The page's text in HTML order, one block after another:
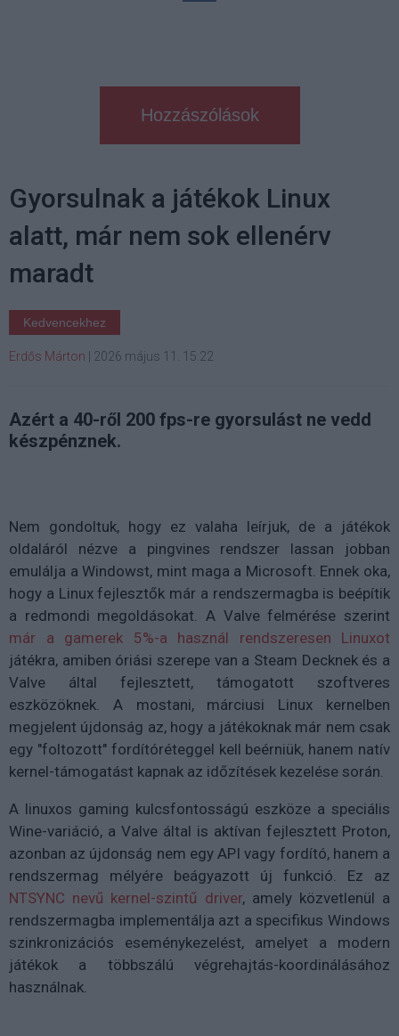
Hozzászólások
Gyorsulnak a játékok Linux
alatt, már nem sok ellenérv
maradt
Kedvencekhez
Erdős Márton | 2026 május 11. 15:22
Azért a 40-ről 200 fps-re gyorsulást ne vedd
készpénznek.
Nem gondoltuk, hogy ez valaha leírjuk, de a játékok
oldaláról nézve a pingvines rendszer lassan jobban
emulálja a Windowst, mint maga a Microsoft. Ennek oka,
hogy a Linux fejlesztők már a rendszermagba is beépítik
a redmondi megoldásokat. A Valve felmérése szerint
már a gamerek 5%-a használ rendszeresen Linuxot
játékra, amiben óriási szerepe van a Steam Decknek és a
Valve által fejlesztett, támogatott szoftveres
eszközöknek. A mostani, márciusi Linux kernelben
megjelent újdonság az, hogy a játékoknak már nem csak
egy "foltozott" fordítóréteggel kell beérniük, hanem natív
kernel-támogatást kapnak az időzítések kezelése során.
A linuxos gaming kulcsfontosságú eszköze a speciális
Wine-variáció, a Valve által is aktívan fejlesztett Proton,
azonban az újdonság nem egy API vagy fordító, hanem a
rendszermag mélyére beágyazott új funkció. Ez az
NTSYNC nevű kernel-szintű driver, amely közvetlenül a
rendszermagba implementálja azt a specifikus Windows
szinkronizációs eseménykezelést, amelyet a modern
játékok a többszálú végrehajtás-koordinálásához
használnak.